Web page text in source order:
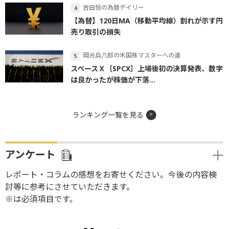
吉田恒の為替デイリー
【為替】120日MA（移動平均線）割れが示す円
売り取引の損失
岡元兵八郎の米国株マスターへの道
スペースＸ［SPCX］上場後初の決算発表、数字
は良かったが株価が下落...
ランキング一覧を見る
アンケート
レポート・コラムの感想をお寄せください。今後の内容検
討等に参考にさせていただきます。
※は必須項目です。